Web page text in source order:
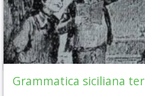
Grammatica siciliana ter